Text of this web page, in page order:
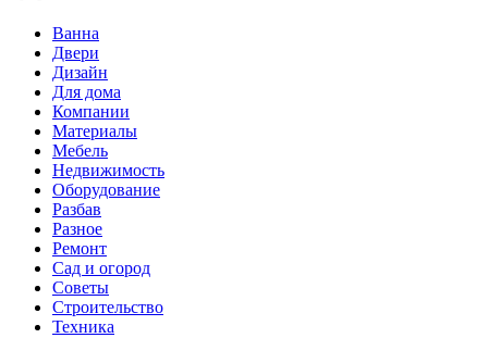
Ванна
Двери
Дизайн
Для дома
Компании
Материалы
Мебель
Недвижимость
Оборудование
Разбав
Разное
Ремонт
Сад и огород
Советы
Строительство
Техника